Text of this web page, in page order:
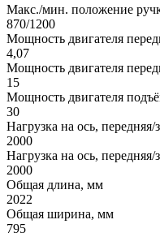
Макс./мин. положение
870/1200
Мощность двигателя
4,07
Мощность двигателя
15
Мощность двигателя
30
Нагрузка на ось, передняя/
2000
Нагрузка на ось, передняя/
2000
Общая длина, мм
2022
Общая ширина, мм
795